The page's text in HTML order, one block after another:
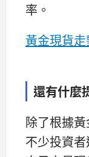
率。
黃金現貨
還有什麼
除了根據
不少投資